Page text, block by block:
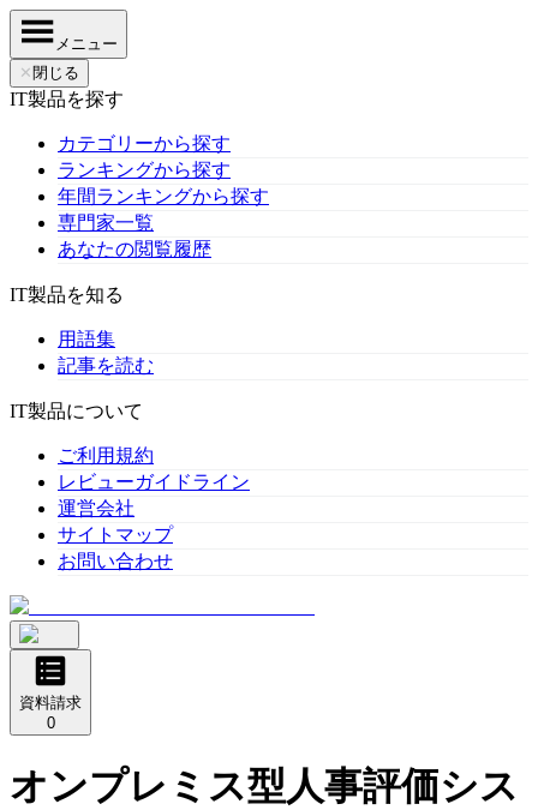
メニュー
✕ 閉じる
IT製品を探す
カテゴリーから探す
ランキングから探す
年間ランキングから探す
専門家一覧
あなたの閲覧履歴
IT製品を知る
用語集
記事を読む
IT製品について
ご利用規約
レビューガイドライン
運営会社
サイトマップ
お問い合わせ
資料請求
0
オンプレミス型人事評価シス